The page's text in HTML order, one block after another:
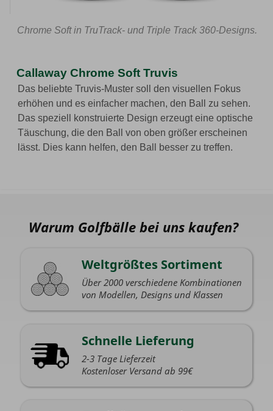
Chrome Soft in TruTrack- und Triple Track 360-Designs.
Callaway Chrome Soft Truvis
Das beliebte Truvis-Muster soll den visuellen Fokus
erhöhen und es einfacher machen, den Ball zu sehen.
Das speziell konstruierte Design erzeugt eine optische
Täuschung, die den Ball von oben größer erscheinen
lässt. Dies kann helfen, den Ball besser zu treffen.
Warum Golfbälle bei uns kaufen?
Weltgrößtes Sortiment
Über 2000 verschiedene Kombinationen
von Modellen, Designs und Klassen
Schnelle Lieferung
2-3 Tage Lieferzeit
Kostenloser Versand ab 99€